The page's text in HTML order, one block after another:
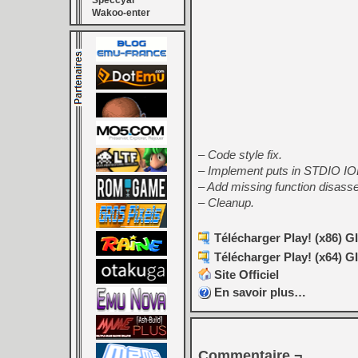
Wakoo-enter
– Code style fix.
– Implement puts in STDIO
– Add missing function
– Cleanup.
Télécharger Play! (x86)
Télécharger Play! (x64)
Site Officiel
En savoir plus…